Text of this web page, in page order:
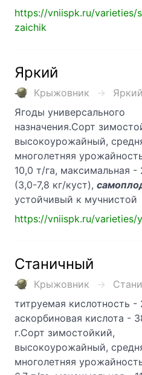
https://vniispk.ru/varieties/
zaichik
Яркий
Крыжовник
Ягоды универсального
назначения.Сорт
высокоурожайный,
многолетняя
10,0 т/га, максимальная -
(3,0-7,8 кг/куст),
устойчивый к мучнистой
https://vniispk.ru/varieties/
Станичный
Крыжовник
титруемая кислотность -
аскорбиновая кислота -
г.Сорт зимостойкий,
высокоурожайный,
многолетняя